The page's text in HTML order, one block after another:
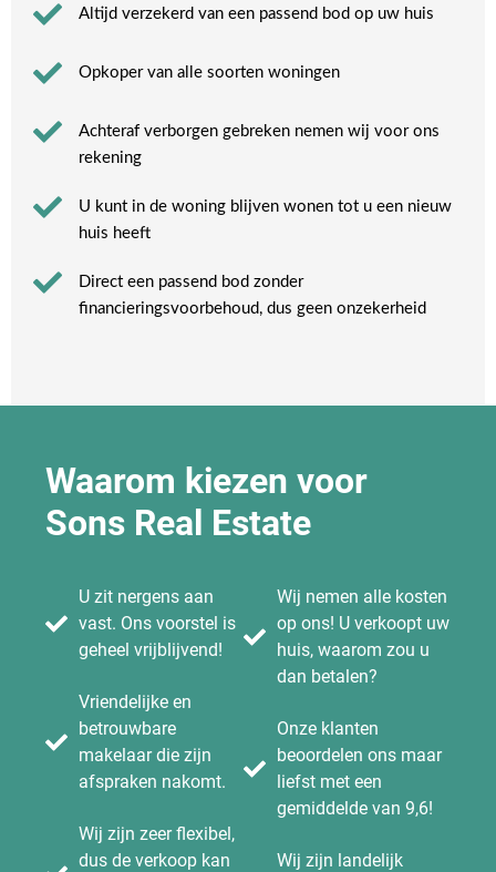
Altijd verzekerd van een passend bod op uw huis
Opkoper van alle soorten woningen
Achteraf verborgen gebreken nemen wij voor ons
rekening​
U kunt in de woning blijven wonen tot u een nieuw
huis heeft​
Direct een passend bod zonder
financieringsvoorbehoud, dus geen onzekerheid​
Waarom kiezen voor
Sons Real Estate
U zit nergens aan
vast. Ons voorstel is
geheel vrijblijvend!
Vriendelijke en
betrouwbare
makelaar die zijn
afspraken nakomt.
Wij zijn zeer flexibel,
dus de verkoop kan
Wij nemen alle kosten
op ons! U verkoopt uw
huis, waarom zou u
dan betalen?
Onze klanten
beoordelen ons maar
liefst met een
gemiddelde van 9,6!
Wij zijn landelijk